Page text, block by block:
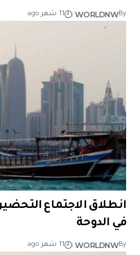
By
WORLDNW 11 شهر ago
انطلاق الاجتماع
في الدوحة
By
WORLDNW 11 شهر ago